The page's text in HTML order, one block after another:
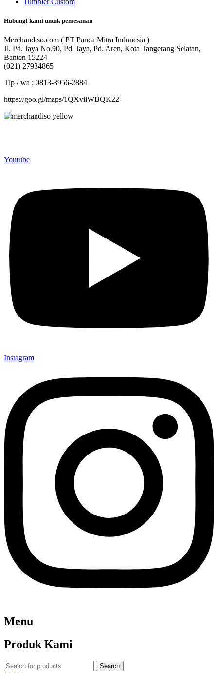
Tumbler Custom
Hubungi kami untuk pemesanan
Merchandiso.com ( PT Panca Mitra Indonesia )
Jl. Pd. Jaya No.90, Pd. Jaya, Pd. Aren, Kota Tangerang Selatan,
Banten 15224
(021) 27934865
Tlp / wa ; 0813-3956-2884
https://goo.gl/maps/1QXviiWBQK22
Youtube
Instagram
Menu
Produk Kami
Search